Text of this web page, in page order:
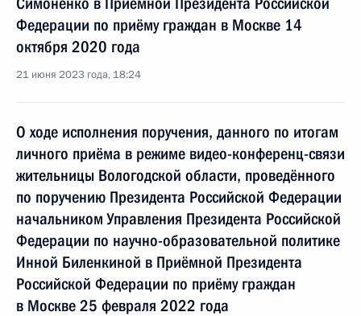
Федерации по приёму граждан в Москве 14
октября 2020 года
21 июня 2023 года, 18:24
О ходе исполнения поручения, данного по итогам
личного приёма в режиме видео-конференц-связи
жительницы Вологодской области, проведённого
по поручению Президента Российской Федерации
начальником Управления Президента Российской
Федерации по научно-образовательной политике
Инной Биленкиной в Приёмной Президента
Российской Федерации по приёму граждан
в Москве 25 февраля 2022 года